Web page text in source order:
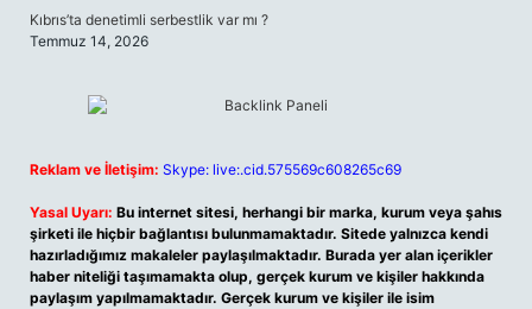
Kıbrıs’ta denetimli serbestlik var mı ?
Temmuz 14, 2026
Reklam ve İletişim: Skype: live:.cid.575569c608265c69
Yasal Uyarı: Bu internet sitesi, herhangi bir marka, kurum veya şahıs
şirketi ile hiçbir bağlantısı bulunmamaktadır. Sitede yalnızca kendi
hazırladığımız makaleler paylaşılmaktadır. Burada yer alan içerikler
haber niteliği taşımamakta olup, gerçek kurum ve kişiler hakkında
paylaşım yapılmamaktadır. Gerçek kurum ve kişiler ile isim